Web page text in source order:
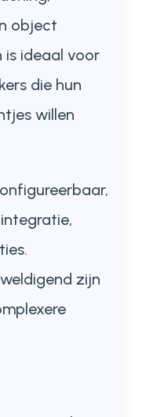
object
is ideaal voor
die hun
willen
zijn